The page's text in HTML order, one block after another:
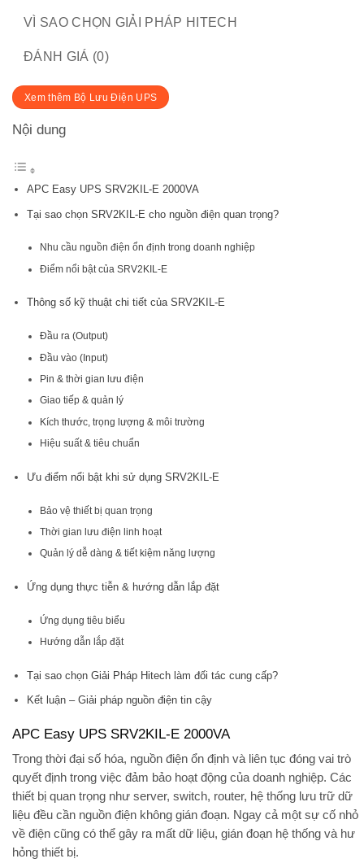
VÌ SAO CHỌN GIẢI PHÁP HITECH
ĐÁNH GIÁ (0)
Xem thêm Bộ Lưu Điện UPS
Nội dung
APC Easy UPS SRV2KIL-E 2000VA
Tại sao chọn SRV2KIL-E cho nguồn điện quan trọng?
Nhu cầu nguồn điện ổn định trong doanh nghiệp
Điểm nổi bật của SRV2KIL-E
Thông số kỹ thuật chi tiết của SRV2KIL-E
Đầu ra (Output)
Đầu vào (Input)
Pin & thời gian lưu điện
Giao tiếp & quản lý
Kích thước, trọng lượng & môi trường
Hiệu suất & tiêu chuẩn
Ưu điểm nổi bật khi sử dụng SRV2KIL-E
Bảo vệ thiết bị quan trọng
Thời gian lưu điện linh hoạt
Quản lý dễ dàng & tiết kiệm năng lượng
Ứng dụng thực tiễn & hướng dẫn lắp đặt
Ứng dụng tiêu biểu
Hướng dẫn lắp đặt
Tại sao chọn Giải Pháp Hitech làm đối tác cung cấp?
Kết luận – Giải pháp nguồn điện tin cậy
APC Easy UPS SRV2KIL-E 2000VA
Trong thời đại số hóa, nguồn điện ổn định và liên tục đóng vai trò
quyết định trong việc đảm bảo hoạt động của doanh nghiệp. Các
thiết bị quan trọng như server, switch, router, hệ thống lưu trữ dữ
liệu đều cần nguồn điện không gián đoạn. Ngay cả một sự cố nhỏ
về điện cũng có thể gây ra mất dữ liệu, gián đoạn hệ thống và hư
hỏng thiết bị.